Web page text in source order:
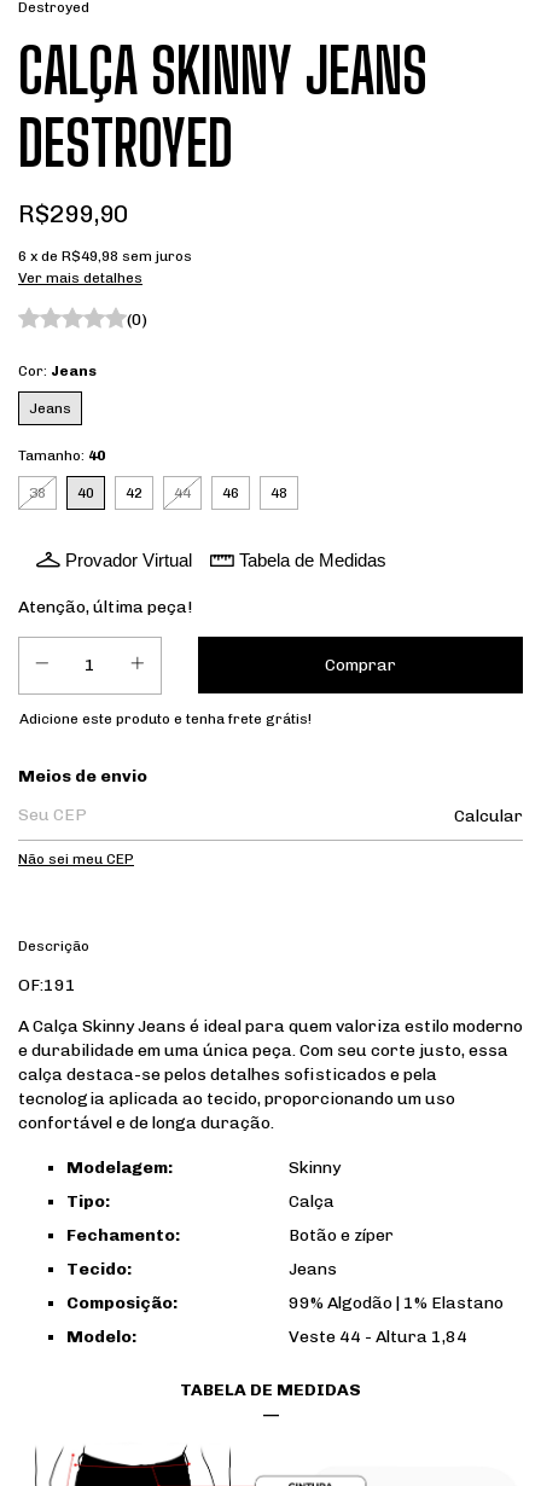
Destroyed
CALÇA SKINNY JEANS
DESTROYED
R$299,90
6 x de R$49,98 sem juros
Ver mais detalhes
(0)
Cor: Jeans
Jeans
Tamanho: 40
38 40 42 44 46 48
Provador Virtual Tabela de Medidas
Atenção, última peça!
Adicione este produto e tenha frete grátis!
Entregas para o CEP:
Meios de envio
Calcular
Não sei meu CEP
Descrição
OF:191
A Calça Skinny Jeans é ideal para quem valoriza estilo moderno
e durabilidade em uma única peça. Com seu corte justo, essa
calça destaca-se pelos detalhes sofisticados e pela
tecnologia aplicada ao tecido, proporcionando um uso
confortável e de longa duração.
Modelagem:
Skinny
Tipo:
Calça
Fechamento:
Botão e zíper
Tecido:
Jeans
Composição:
99% Algodão | 1% Elastano
Modelo:
Veste 44 - Altura 1,84
TABELA DE MEDIDAS
—